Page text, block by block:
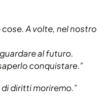
A volte, nel nostro
al futuro.
conquistare.”
diritti moriremo.”